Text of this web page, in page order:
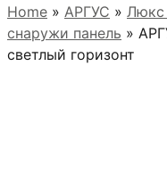
Home » АРГУС »
снаружи панель »
светлый горизонт